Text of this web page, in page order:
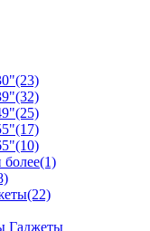
(23)
(32)
(25)
(17)
(10)
более(1)
(22)
Гаджеты